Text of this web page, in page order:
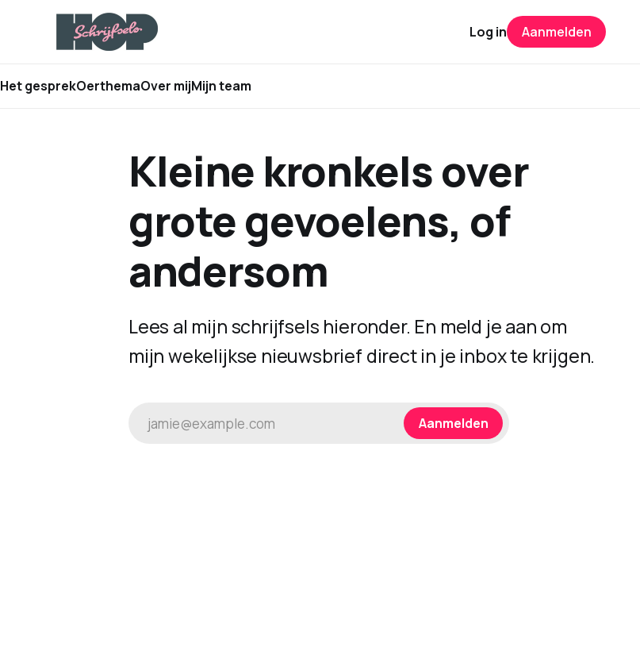
Het gesprekOerthemaOver mijMijn team
Log in Aanmelden
Kleine kronkels over
grote gevoelens, of
andersom
Lees al mijn schrijfsels hieronder. En meld je aan om
mijn wekelijkse nieuwsbrief direct in je inbox te krijgen.
jamie@example.com Aanmelden